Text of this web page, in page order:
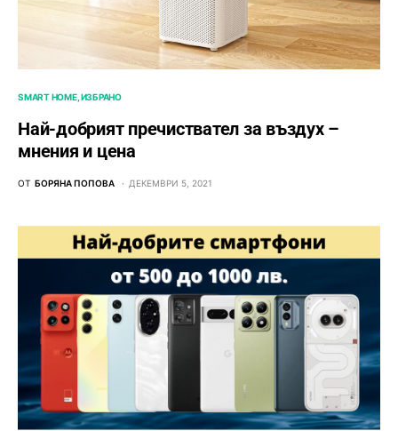
SMART HOME ИЗБРАНО
Най-добрият пречиствател за въздух –
мнения и цена
ОТ БОРЯНА ПОПОВА ДЕКЕМВРИ 5, 2021